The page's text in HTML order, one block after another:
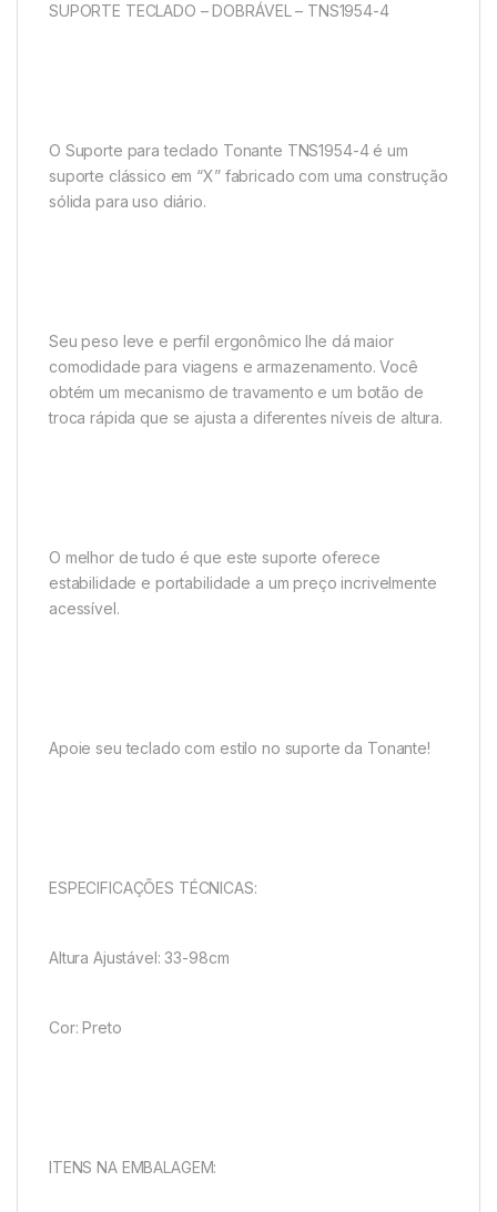
SUPORTE TECLADO – DOBRÁVEL – TNS1954-4
O Suporte para teclado Tonante TNS1954-4 é um
suporte clássico em “X” fabricado com uma construção
sólida para uso diário.
Seu peso leve e perfil ergonômico lhe dá maior
comodidade para viagens e armazenamento. Você
obtém um mecanismo de travamento e um botão de
troca rápida que se ajusta a diferentes níveis de altura.
O melhor de tudo é que este suporte oferece
estabilidade e portabilidade a um preço incrivelmente
acessível.
Apoie seu teclado com estilo no suporte da Tonante!
ESPECIFICAÇÕES TÉCNICAS:
Altura Ajustável: 33-98cm
Cor: Preto
ITENS NA EMBALAGEM: